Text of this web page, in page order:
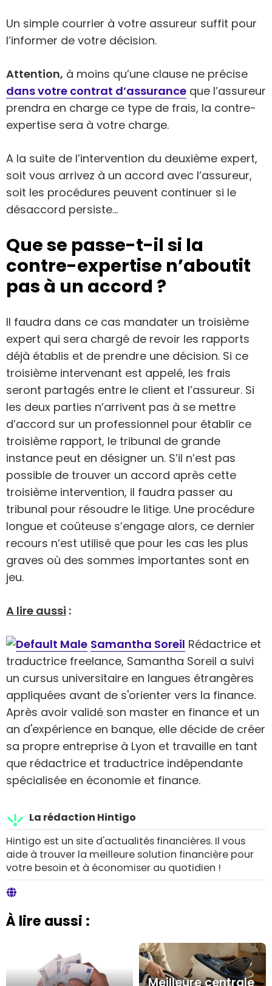
Un simple courrier à votre assureur suffit pour
l’informer de votre décision.
Attention, à moins qu’une clause ne précise
dans votre contrat d’assurance que l’assureur
prendra en charge ce type de frais, la contre-
expertise sera à votre charge.
A la suite de l’intervention du deuxième expert,
soit vous arrivez à un accord avec l’assureur,
soit les procédures peuvent continuer si le
désaccord persiste…
Que se passe-t-il si la
contre-expertise n’aboutit
pas à un accord ?
Il faudra dans ce cas mandater un troisième
expert qui sera chargé de revoir les rapports
déjà établis et de prendre une décision. Si ce
troisième intervenant est appelé, les frais
seront partagés entre le client et l’assureur. Si
les deux parties n’arrivent pas à se mettre
d’accord sur un professionnel pour établir ce
troisième rapport, le tribunal de grande
instance peut en désigner un. S’il n’est pas
possible de trouver un accord après cette
troisième intervention, il faudra passer au
tribunal pour résoudre le litige. Une procédure
longue et coûteuse s’engage alors, ce dernier
recours n’est utilisé que pour les cas les plus
graves où des sommes importantes sont en
jeu.
A lire aussi :
Samantha Soreil Rédactrice et
traductrice freelance, Samantha Soreil a suivi
un cursus universitaire en langues étrangères
appliquées avant de s'orienter vers la finance.
Après avoir validé son master en finance et un
an d'expérience en banque, elle décide de créer
sa propre entreprise à Lyon et travaille en tant
que rédactrice et traductrice indépendante
spécialisée en économie et finance.
La rédaction Hintigo
Hintigo est un site d'actualités financières. Il vous
aide à trouver la meilleure solution financière pour
votre besoin et à économiser au quotidien !
À lire aussi :
Meilleure centrale